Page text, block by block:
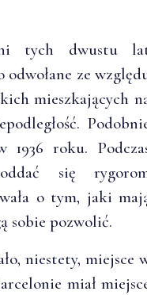
tych dwustu
ze
mieszkających
1936 roku.
się
o tym, jaki
sobie pozwolić.
niestety, miejsce
miał